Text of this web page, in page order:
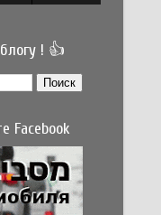
! 👍
Facebook